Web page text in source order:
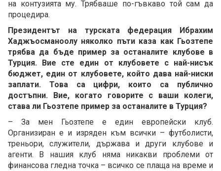
на контузията му. Трябваше по-гъвкаво той сам да
процедира.
Президентът на турската федерация Ибрахим
Хаджъосманоолу няколко пъти каза как Гьозтепе
трябва да бъде пример за останалите клубове в
Турция. Вие сте един от клубовете с най-нисък
бюджет, един от клубовете, който дава най-ниски
заплати. Това са цифри, които са публично
достъпни. Вие, когато говорите с ваши колеги,
става ли Гьозтепе пример за останалите в Турция?
– За мен Гьозтепе е един европейски клуб.
Организиран е и изряден към всички – футболисти,
треньори, служители, държава и други клубове и
агенти. В нашия клуб няма никакви проблеми от
финансова гледна точка – всичко се плаща на време и